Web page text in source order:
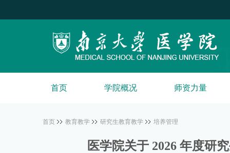
首页 学院概况 师资力量
首页 教育教学 研究生教育教学 培养管理
医学院关于 2026 年度研